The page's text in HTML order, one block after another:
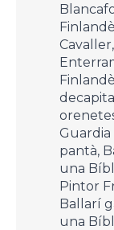
Guardia
pantà,
una
Pintor
Ballarí
una